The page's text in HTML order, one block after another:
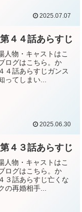
2025.07.07
４４話あらすじ
人物・キャストはこ
ログはこちら。か
４話あらすじガンス
ってしまい...
2025.06.30
４３話あらすじ
人物・キャストはこ
ログはこちら。か
３話あらすじ亡くな
の再婚相手...